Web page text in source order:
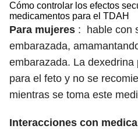
Cómo controlar los efectos
medicamentos para el TDAH
Para mujeres :
hable con
embarazada,
embarazada. La
para el feto y no se
mientras se toma este
Interacciones con